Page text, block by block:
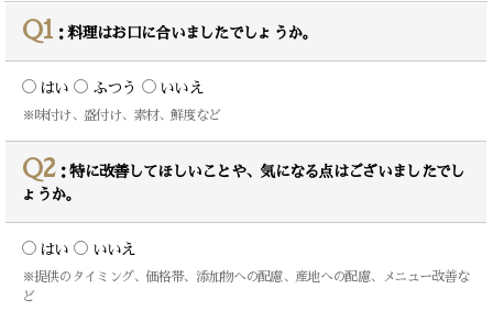
Q1 ：料理はお口に合いましたでしょうか。
はい ふつう いいえ
※味付け、盛付け、素材、鮮度など
Q2：特に改善してほしいことや、気になる点はございましたでし
ょうか。
はい いいえ
※提供のタイミング、価格帯、添加物への配慮、産地への配慮、メニュー改善な
ど